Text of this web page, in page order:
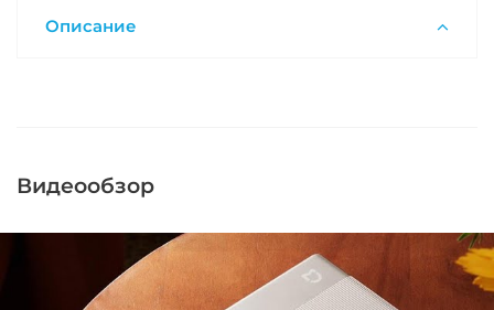
Описание
Видеообзор